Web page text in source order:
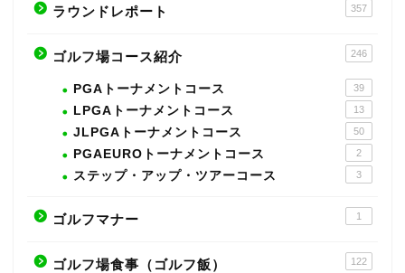
ラウンドレポート 357
ゴルフ場コース紹介 246
PGAトーナメントコース 39
LPGAトーナメントコース 13
JLPGAトーナメントコース 50
PGAEUROトーナメントコース 2
ステップ・アップ・ツアーコース 3
ゴルフマナー 1
ゴルフ場食事（ゴルフ飯） 122